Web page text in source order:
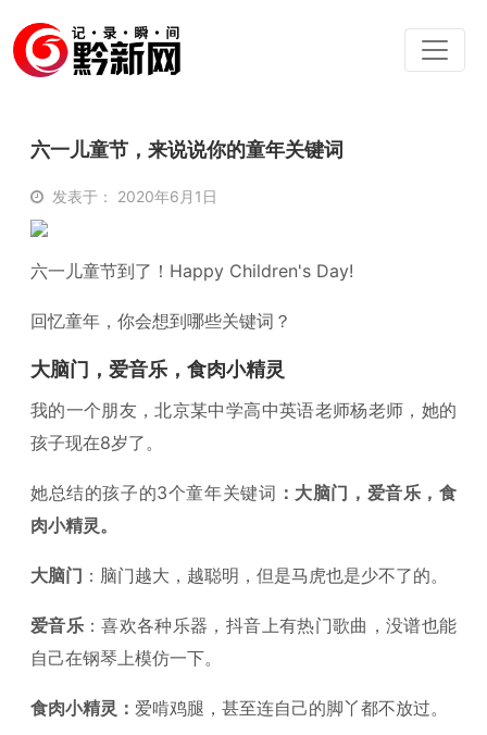
六一儿童节，来说说你的童年关键词
发表于： 2020年6月1日
六一儿童节到了！Happy Children's Day!
回忆童年，你会想到哪些关键词？
大脑门，爱音乐，食肉小精灵
我的一个朋友，北京某中学高中英语老师杨老师，她的
孩子现在8岁了。
她总结的孩子的3个童年关键词 ：大脑门，爱音乐，食
肉小精灵。
大脑门 ：脑门越大，越聪明，但是马虎也是少不了的。
爱音乐 ：喜欢各种乐器，抖音上有热门歌曲，没谱也能
自己在钢琴上模仿一下。
食肉小精灵： 爱啃鸡腿，甚至连自己的脚丫都不放过。